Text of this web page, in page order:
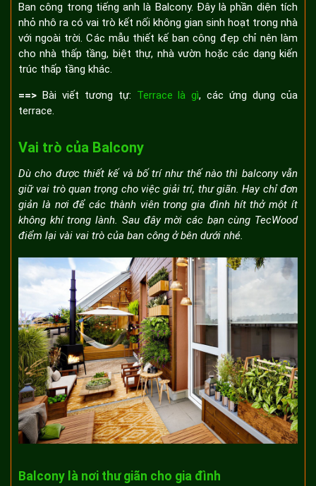
Ban công trong tiếng anh là Balcony. Đây là phần diện tích
nhỏ nhô ra có vai trò kết nối không gian sinh hoạt trong nhà
với ngoài trời. Các mẫu thiết kế ban công đẹp chỉ nên làm
cho nhà thấp tầng, biệt thự, nhà vườn hoặc các dạng kiến
trúc thấp tầng khác.
==> Bài viết tương tự: Terrace là gì, các ứng dụng của
terrace.
Vai trò của Balcony
Dù cho được thiết kế và bố trí như thế nào thì balcony vẫn
giữ vai trò quan trọng cho việc giải trí, thư giãn. Hay chỉ đơn
giản là nơi để các thành viên trong gia đình hít thở một ít
không khí trong lành. Sau đây mời các bạn cùng TecWood
điểm lại vài vai trò của ban công ở bên dưới nhé.
Balcony là nơi thư giãn cho gia đình